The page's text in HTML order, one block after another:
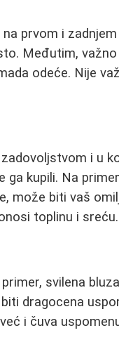
prvom i
Međutim, važno
odeće. Nije
i u
kupili. Na
može biti vaš
toplinu i sreću.
svilena
dragocena
i čuva